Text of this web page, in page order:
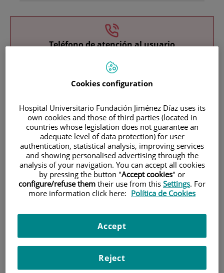
Teléfono de atención al usuario
900 301 013
|U. DE CIRUGÍA ESTÉTICA|CIRUGÍA DE LA MUJER
INJERTO GRASO
U. de Cirugía Estética
Situación:Consulta Privada nº10
Teléfono:2598
Horario:Lunes a jueves 15 a 18h
Cirugía Plástica
Cookies configuration
Hospital Universitario Fundación Jiménez Díaz uses its
own cookies and those of third parties (located in
countries whose legislation does not guarantee an
adequate level of data protection) for user
authentication, statistical analysis, improving services
and showing personalised advertising through the
analysis of your navigation. You can accept all cookies
by pressing the button "Accept cookies" or
configure/refuse them their use from this Settings. For
more information click here: Política de Cookies
Reject
Accept